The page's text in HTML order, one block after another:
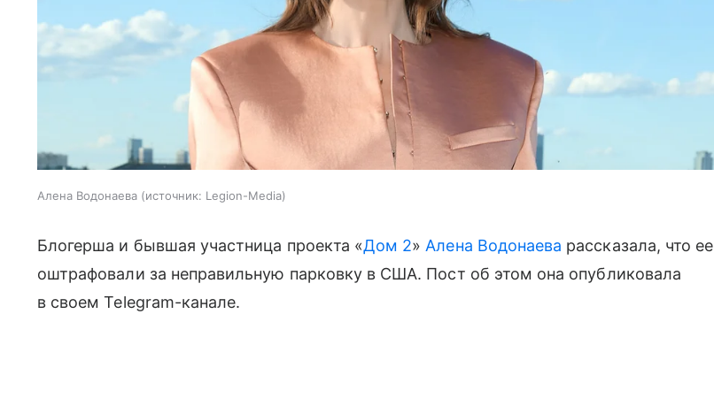
Алена Водонаева источник: Legion-Media
Блогерша и бывшая участница проекта «Дом 2» Алена Водонаева рассказала, что ее
оштрафовали за неправильную парковку в США. Пост об этом она опубликовала
в своем Telegram-канале.